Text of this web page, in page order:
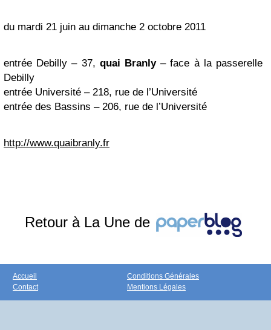
du mardi 21 juin au dimanche 2 octobre 2011
entrée Debilly – 37, quai Branly– face à la passerelle
Debilly
entrée Université – 218, rue de l’Université
entrée des Bassins – 206, rue de l’Université
http://www.quaibranly.fr
Retour à La Une de
Accueil
Contact
Conditions Générales
Mentions Légales